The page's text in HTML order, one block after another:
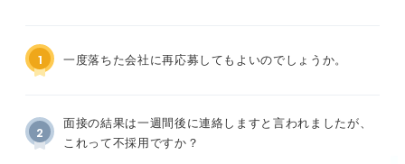
1 一度落ちた会社に再応募してもよいのでしょうか。
2
面接の結果は一週間後に連絡しますと言われましたが、
これって不採用ですか？